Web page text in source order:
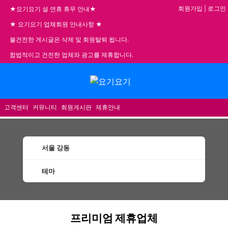
★요기요기 설 연휴 휴무 안내★
★ 요기요기 업체회원 안내사항 ★
불건전한 게시글은 삭제 및 회원탈퇴 됩니다.
합법적이고 건전한 업체와 광고를 제휴합니다.
회원가입 로그인
고객센터 커뮤니티 회원게시판 제휴안내
서울 강동
테마
프리미엄 제휴업체